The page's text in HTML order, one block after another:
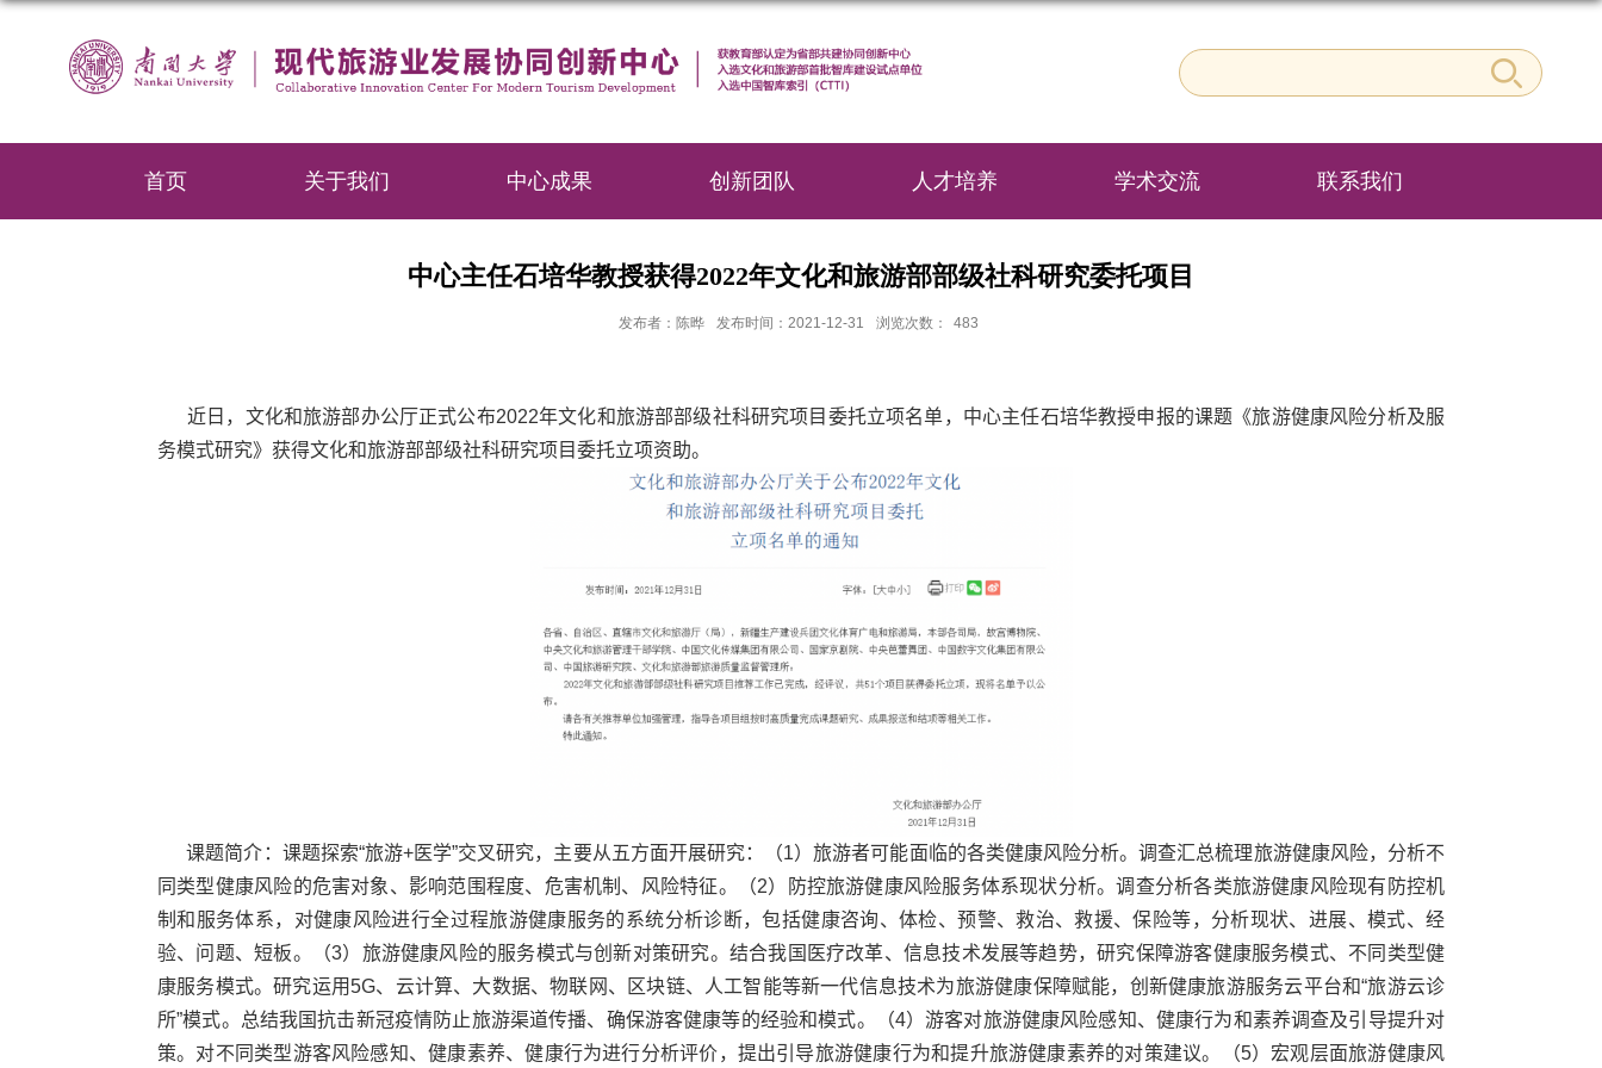
首页 关于我们 中心成果 创新团队 人才培养 学术交流 联系我们
中心主任石培华教授获得2022年文化和旅游部部级社科研究委托项目
发布者：陈晔 发布时间：2021-12-31 浏览次数： 483
近日，文化和旅游部办公厅正式公布2022年文化和旅游部部级社科研究项目委托立项名单，中心主任石培华教授申报的课题《旅游健康风险分析及服
务模式研究》获得文化和旅游部部级社科研究项目委托立项资助。
课题简介：课题探索“旅游+医学”交叉研究，主要从五方面开展研究：（1）旅游者可能面临的各类健康风险分析。调查汇总梳理旅游健康风险，分析不
同类型健康风险的危害对象、影响范围程度、危害机制、风险特征。（2）防控旅游健康风险服务体系现状分析。调查分析各类旅游健康风险现有防控机
制和服务体系，对健康风险进行全过程旅游健康服务的系统分析诊断，包括健康咨询、体检、预警、救治、救援、保险等，分析现状、进展、模式、经
验、问题、短板。（3）旅游健康风险的服务模式与创新对策研究。结合我国医疗改革、信息技术发展等趋势，研究保障游客健康服务模式、不同类型健
康服务模式。研究运用5G、云计算、大数据、物联网、区块链、人工智能等新一代信息技术为旅游健康保障赋能，创新健康旅游服务云平台和“旅游云诊
所”模式。总结我国抗击新冠疫情防止旅游渠道传播、确保游客健康等的经验和模式。（4）游客对旅游健康风险感知、健康行为和素养调查及引导提升对
策。对不同类型游客风险感知、健康素养、健康行为进行分析评价，提出引导旅游健康行为和提升旅游健康素养的对策建议。（5）宏观层面旅游健康风